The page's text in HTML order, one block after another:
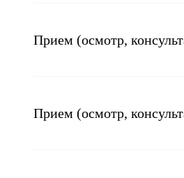
Прием (осмотр,
Прием (осмотр,